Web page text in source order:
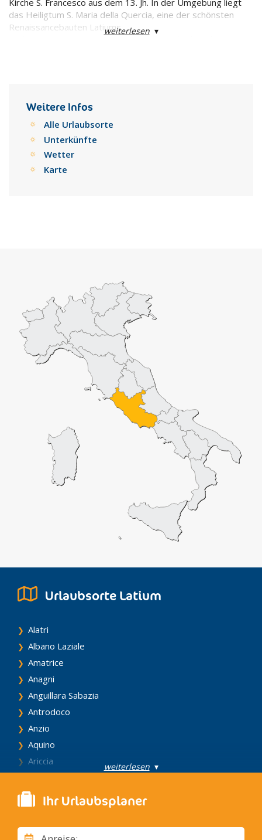
Kirche S. Francesco aus dem 13. Jh. In der Umgebung liegt
das Heiligtum S. Maria della Quercia, eine der schönsten
Renaissancebauten Latiums.weiterlesen▾
Weitere Infos
Alle Urlaubsorte
Unterkünfte
Wetter
Karte
Urlaubsorte Latium
Alatri
Albano Laziale
Amatrice
Anagni
Anguillara Sabazia
Antrodoco
Anzio
Aquino
Ariccia
Bagnoregio
Blera
Bolsena
weiterlesen▾
Ihr Urlaubsplaner